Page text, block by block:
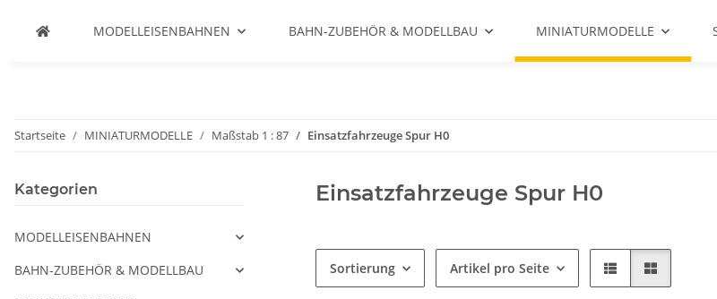
MODELLEISENBAHNEN BAHN-ZUBEHÖR & MODELLBAU MINIATURMODELLE
Startseite MINIATURMODELLE Maßstab 1 : 87 Einsatzfahrzeuge Spur H0
Einsatzfahrzeuge Spur H0
Sortierung Artikel pro Seite
Kategorien
MODELLEISENBAHNEN
BAHN-ZUBEHÖR & MODELLBAU